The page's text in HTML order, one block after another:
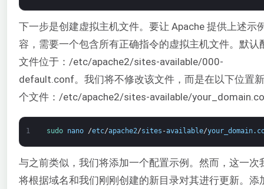
下一步是创建虚拟主机文件。要让 Apache 提供上述示
容，需要一个包含所有正确指令的虚拟主机文件。默认
文件位于：/etc/apache2/sites-available/000-
default.conf。我们将不修改该文件，而是在以下位置
个文件：/etc/apache2/sites-available/
1 sudo nano /etc/apache2/sites -available/your_domain.
与之前类似，我们将添加一个配置示例。然而，这一次
将根据域名和我们刚刚创建的新目录对其进行更新。添